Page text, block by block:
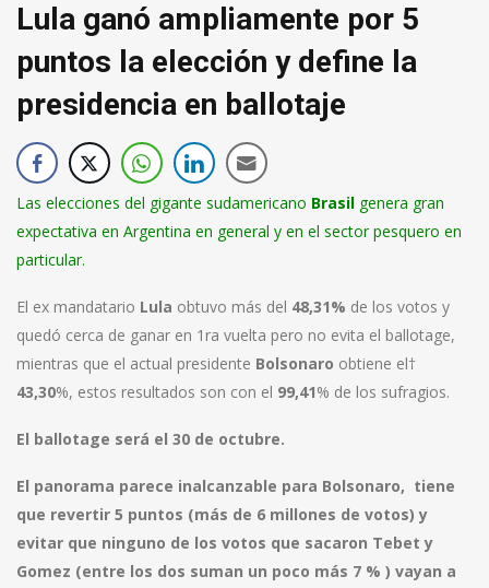
Lula ganó ampliamente por 5
puntos la elección y define la
presidencia en ballotaje
Las elecciones del gigante sudamericano Brasil genera gran
expectativa en Argentina en general y en el sector pesquero en
particular.
El ex mandatario Lula obtuvo más del 48,31% de los votos y
quedó cerca de ganar en 1ra vuelta pero no evita el ballotage,
mientras que el actual presidente Bolsonaro obtiene el†
43,30%, estos resultados son con el 99,41% de los sufragios.
El ballotage será el 30 de octubre.
El panorama parece inalcanzable para Bolsonaro, tiene
que revertir 5 puntos (más de 6 millones de votos) y
evitar que ninguno de los votos que sacaron Tebet y
Gomez (entre los dos suman un poco más 7 % ) vayan a